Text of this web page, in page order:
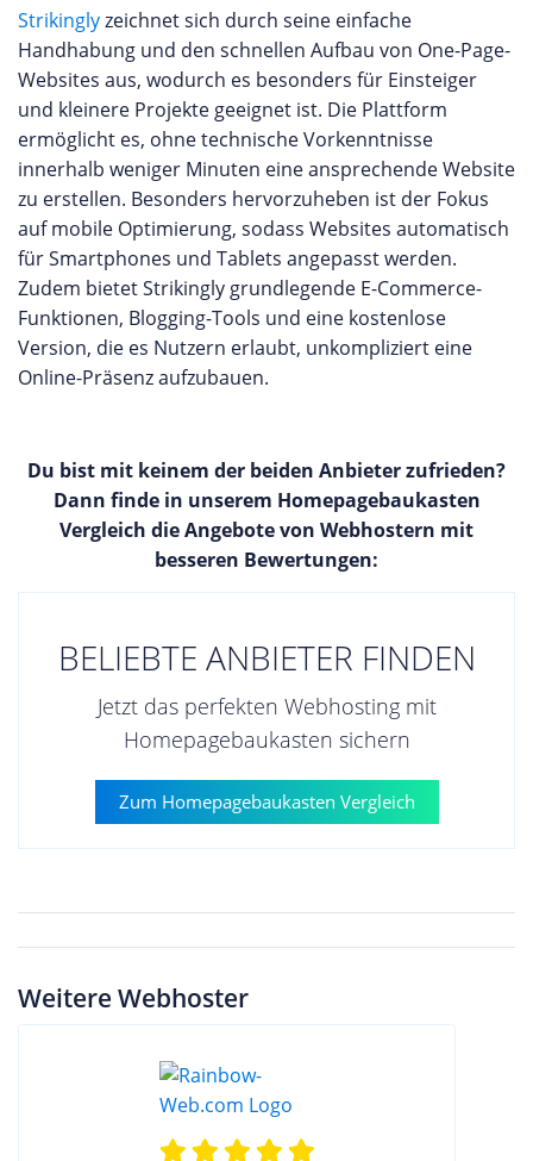
Strikinglyzeichnet sich durch seine einfache
Handhabung und den schnellen Aufbau von One-Page-
Websites aus, wodurch es besonders für Einsteiger
und kleinere Projekte geeignet ist. Die Plattform
ermöglicht es, ohne technische Vorkenntnisse
innerhalb weniger Minuten eine ansprechende Website
zu erstellen. Besonders hervorzuheben ist der Fokus
auf mobile Optimierung, sodass Websites automatisch
für Smartphones und Tablets angepasst werden.
Zudem bietet Strikingly grundlegende E-Commerce-
Funktionen, Blogging-Tools und eine kostenlose
Version, die es Nutzern erlaubt, unkompliziert eine
Online-Präsenz aufzubauen.
Du bist mit keinem der beiden Anbieter zufrieden?
Dann finde in unserem Homepagebaukasten
Vergleich die Angebote von Webhostern mit
besseren Bewertungen:
BELIEBTE ANBIETER FINDEN
Jetzt das perfekten Webhosting mit
Homepagebaukasten sichern
Zum Homepagebaukasten Vergleich
Weitere Webhoster